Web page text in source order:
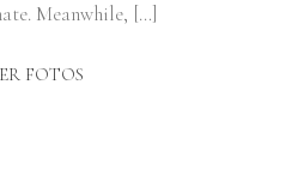
FOTOS
Meanwhile, […]